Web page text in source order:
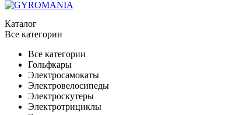
Каталог
Все категории
Все категории
Гольфкары
Электросамокаты
Электровелосипеды
Электроскутеры
Электротрициклы